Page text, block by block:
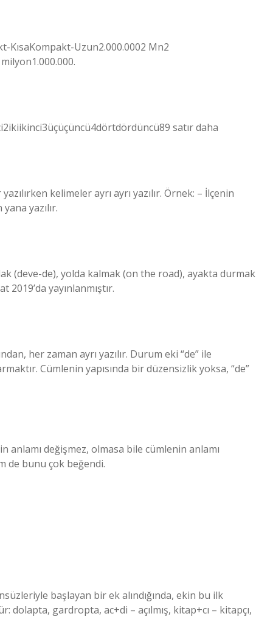
KısaKompakt-Uzun2.000.0002 Mn2
satır daha
kelimeler ayrı ayrı yazılır. Örnek: – İlçenin
yazılır.
(deve-de), yolda kalmak (on the road), ayakta durmak
yayınlanmıştır.
her zaman ayrı yazılır. Durum eki “de” ile
Cümlenin yapısında bir düzensizlik yoksa, “de”
anlamı değişmez, olmasa bile cümlenin anlamı
de bunu çok beğendi.
başlayan bir ek alındığında, ekin bu ilk
gardropta, ac+di – açılmış, kitap+cı – kitapçı,